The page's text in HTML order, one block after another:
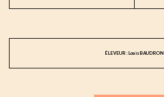
ÉLEVEUR : Louis BAUDRON